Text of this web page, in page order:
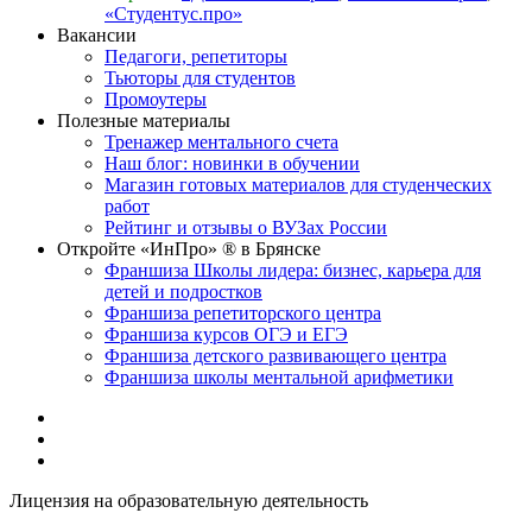
«Студентус.про»
Вакансии
Педагоги, репетиторы
Тьюторы для студентов
Промоутеры
Полезные материалы
Тренажер ментального счета
Наш блог: новинки в обучении
Магазин готовых материалов для студенческих
работ
Рейтинг и отзывы о ВУЗах России
Откройте «ИнПро» ® в Брянске
Франшиза Школы лидера: бизнес, карьера для
детей и подростков
Франшиза репетиторского центра
Франшиза курсов ОГЭ и ЕГЭ
Франшиза детского развивающего центра
Франшиза школы ментальной арифметики
Лицензия на образовательную деятельность